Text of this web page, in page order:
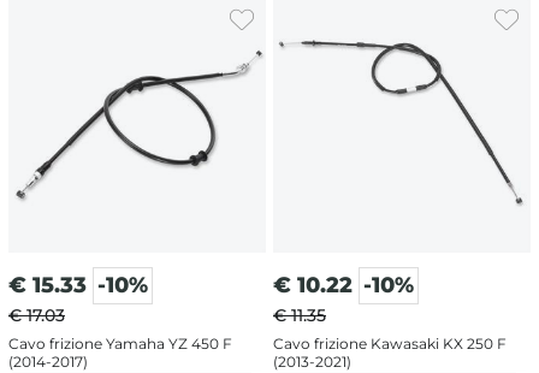
€ 15.33 -10%
€ 17.03
Cavo frizione Yamaha YZ 450 F
(2014-2017)
€ 10.22 -10%
€ 11.35
Cavo frizione Kawasaki KX 250 F
(2013-2021)